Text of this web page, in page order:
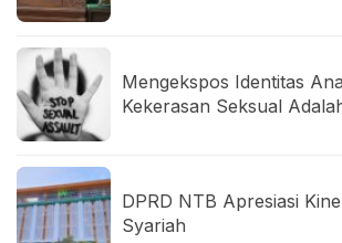
Mengekspos Identitas
Kekerasan Seksual
DPRD NTB Apresiasi
Syariah